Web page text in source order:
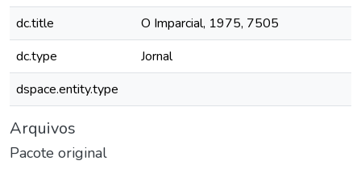
dc.title
O Imparcial, 1975, 7505
dc.type
Jornal
dspace.entity.type
Arquivos
Pacote original